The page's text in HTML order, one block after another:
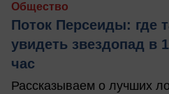
Общество
Поток Персеиды: где
увидеть звездопад в
час
Рассказываем о лучших